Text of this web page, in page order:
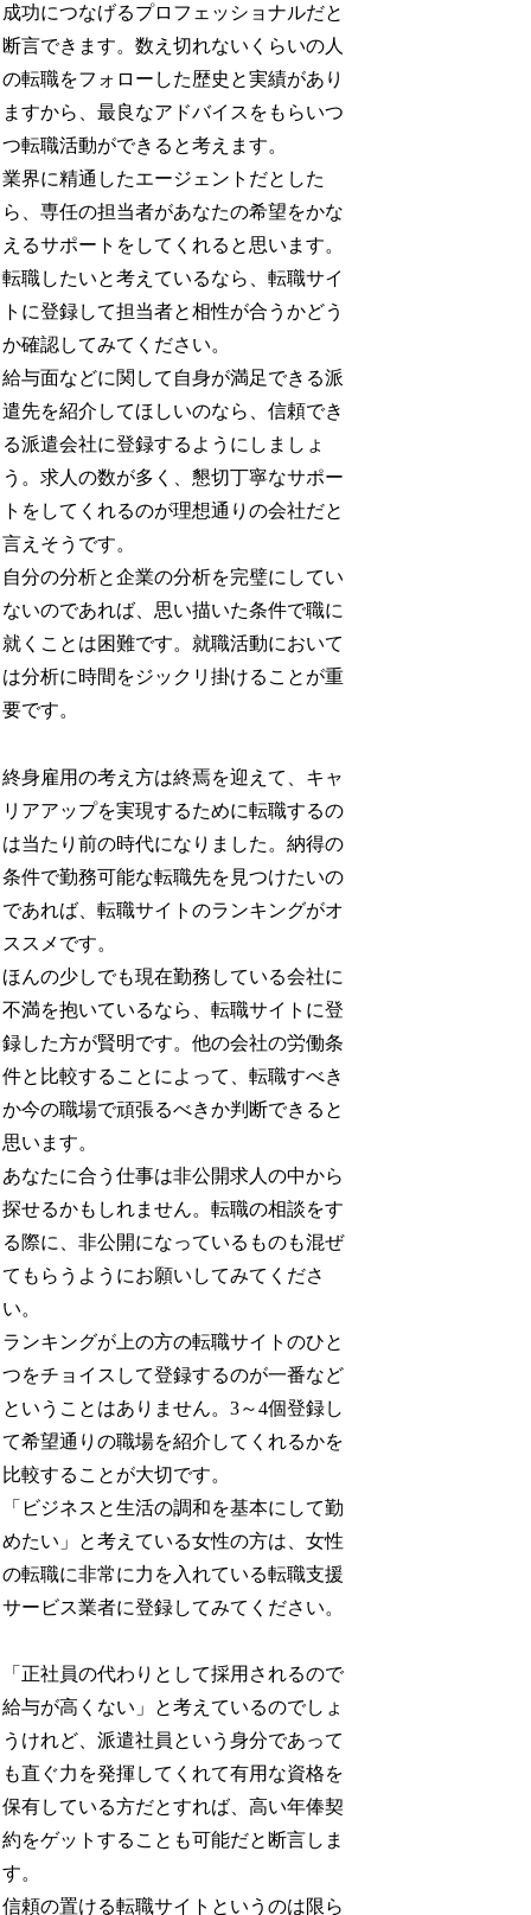
成功につなげるプロフェッショナルだと
断言できます。数え切れないくらいの人
の転職をフォローした歴史と実績があり
ますから、最良なアドバイスをもらいつ
つ転職活動ができると考えます。
業界に精通したエージェントだとした
ら、専任の担当者があなたの希望をかな
えるサポートをしてくれると思います。
転職したいと考えているなら、転職サイ
トに登録して担当者と相性が合うかどう
か確認してみてください。
給与面などに関して自身が満足できる派
遣先を紹介してほしいのなら、信頼でき
る派遣会社に登録するようにしましょ
う。求人の数が多く、懇切丁寧なサポー
トをしてくれるのが理想通りの会社だと
言えそうです。
自分の分析と企業の分析を完璧にしてい
ないのであれば、思い描いた条件で職に
就くことは困難です。就職活動において
は分析に時間をジックリ掛けることが重
要です。
終身雇用の考え方は終焉を迎えて、キャ
リアアップを実現するために転職するの
は当たり前の時代になりました。納得の
条件で勤務可能な転職先を見つけたいの
であれば、転職サイトのランキングがオ
ススメです。
ほんの少しでも現在勤務している会社に
不満を抱いているなら、転職サイトに登
録した方が賢明です。他の会社の労働条
件と比較することによって、転職すべき
か今の職場で頑張るべきか判断できると
思います。
あなたに合う仕事は非公開求人の中から
探せるかもしれません。転職の相談をす
る際に、非公開になっているものも混ぜ
てもらうようにお願いしてみてくださ
い。
ランキングが上の方の転職サイトのひと
つをチョイスして登録するのが一番など
ということはありません。3～4個登録し
て希望通りの職場を紹介してくれるかを
比較することが大切です。
「ビジネスと生活の調和を基本にして勤
めたい」と考えている女性の方は、女性
の転職に非常に力を入れている転職支援
サービス業者に登録してみてください。
「正社員の代わりとして採用されるので
給与が高くない」と考えているのでしょ
うけれど、派遣社員という身分であって
も直ぐ力を発揮してくれて有用な資格を
保有している方だとすれば、高い年俸契
約をゲットすることも可能だと断言しま
す。
信頼の置ける転職サイトというのは限ら